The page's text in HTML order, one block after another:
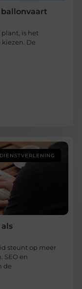
is het
De
DIENSTVERLENING
steunt op meer
SEO en
de